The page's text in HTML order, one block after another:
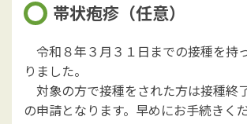
帯状疱疹（任意）
令和８年３月３１日までの接種を持
りました。
対象の方で接種をされた方は接種終
の申請となります。早めにお手続きくだ